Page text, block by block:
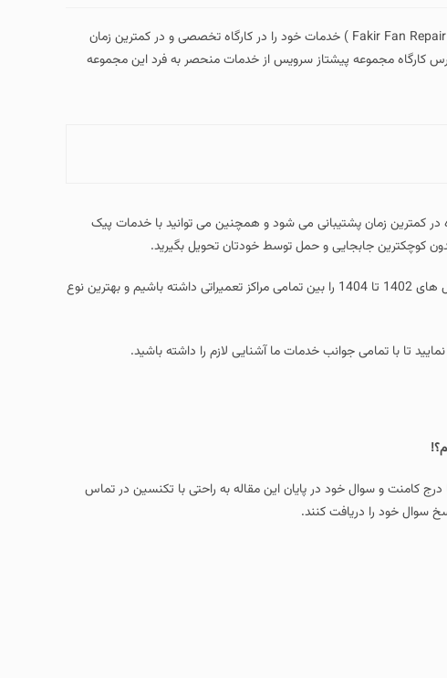
در تهران ( Fakir Fan Repair Agent ) خدمات خود را در کارگاه تخصصی و در کمترین زمان
کارگاه مجموعه پیشتاز سرویس از خدمات منحصر به فرد این مجموعه
در کمترین زمان پشتیبانی می شود و همچنین می توانید با خدمات پیک
کوچکترین جابجایی و حمل توسط خودتان تحویل بگیرید.
این خدمات سبب شده تا بتوانیم بیشترین میزان کسب رضایت مشتری در سال های 1402 تا 1404 را بین تمامی مراکز تعمیراتی داشته باشیم و بهترین نوع
تا با تمامی جوانب خدمات ما آشنایی لازم را داشته باشید.
درج کامنت و سوال خود در پایان این مقاله به راحتی با تکنسین در تماس
سوال خود را دریافت کنند.